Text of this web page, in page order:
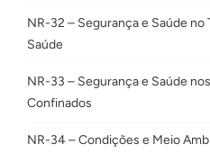
NR-32 – Segurança e Saúde no
Saúde
NR-33 – Segurança e Saúde
Confinados
NR-34 – Condições e Meio